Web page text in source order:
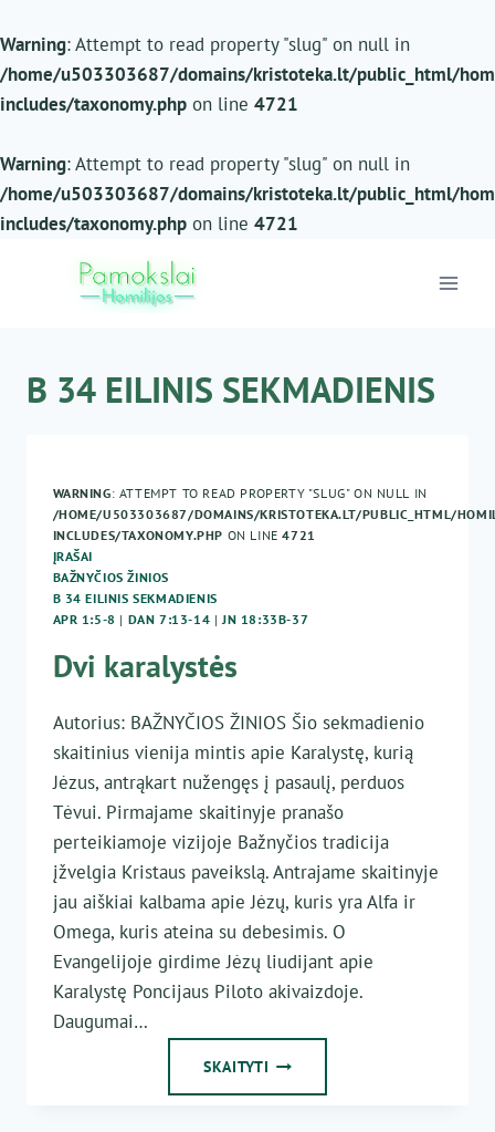
Warning: Attempt to read property "slug" on null in
/home/u503303687/domains/kristoteka.lt/public_html/
includes/taxonomy.php on line 4721
Warning: Attempt to read property "slug" on null in
/home/u503303687/domains/kristoteka.lt/public_html/
includes/taxonomy.php on line 4721
B 34 EILINIS SEKMADIENIS
WARNING: ATTEMPT TO READ PROPERTY "SLUG" ON NULL IN
/HOME/U503303687/DOMAINS/KRISTOTEKA.LT/PUBLIC_HTML/
INCLUDES/TAXONOMY.PHP ON LINE4721
ĮRAŠAI
BAŽNYČIOS ŽINIOS
B 34 EILINIS SEKMADIENIS
APR 1:5-8 | DAN 7:13-14 |JN 18:33B-37
Dvi karalystės
Autorius: BAŽNYČIOS ŽINIOS Šio sekmadienio
skaitinius vienija mintis apie Karalystę, kurią
Jėzus, antrąkart nužengęs į pasaulį, perduos
Tėvui. Pirmajame skaitinyje pranašo
perteikiamoje vizijoje Bažnyčios tradicija
įžvelgia Kristaus paveikslą. Antrajame skaitinyje
jau aiškiai kalbama apie Jėzų, kuris yra Alfa ir
Omega, kuris ateina su debesimis. O
Evangelijoje girdime Jėzų liudijant apie
Karalystę Poncijaus Piloto akivaizdoje.
Daugumai…
SKAITYTI DVI
KARALYSTĖS